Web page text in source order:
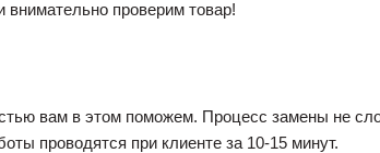
внимательно проверим товар!
вам в этом поможем. Процесс замены не
проводятся при клиенте за 10-15 минут.